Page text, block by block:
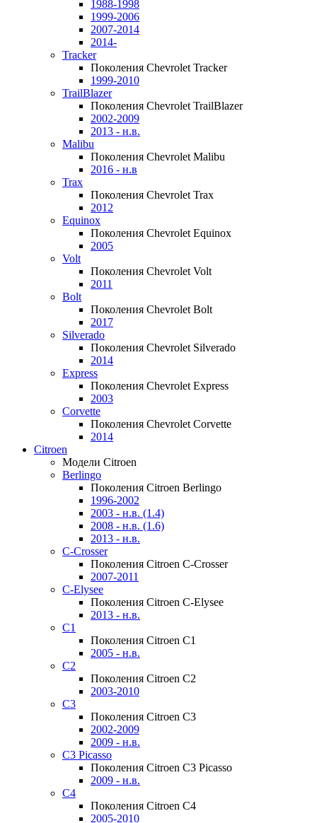
1988-1998
1999-2006
2007-2014
2014-
Tracker
Поколения Chevrolet Tracker
1999-2010
TrailBlazer
Поколения Chevrolet TrailBlazer
2002-2009
2013 - н.в.
Malibu
Поколения Chevrolet Malibu
2016 - н.в
Trax
Поколения Chevrolet Trax
2012
Equinox
Поколения Chevrolet Equinox
2005
Volt
Поколения Chevrolet Volt
2011
Bolt
Поколения Chevrolet Bolt
2017
Silverado
Поколения Chevrolet Silverado
2014
Express
Поколения Chevrolet Express
2003
Corvette
Поколения Chevrolet Corvette
2014
Citroen
Модели Citroen
Berlingo
Поколения Citroen Berlingo
1996-2002
2003 - н.в. (1.4)
2008 - н.в. (1.6)
2013 - н.в.
C-Crosser
Поколения Citroen C-Crosser
2007-2011
C-Elysee
Поколения Citroen C-Elysee
2013 - н.в.
C1
Поколения Citroen C1
2005 - н.в.
C2
Поколения Citroen C2
2003-2010
C3
Поколения Citroen C3
2002-2009
2009 - н.в.
C3 Picasso
Поколения Citroen C3 Picasso
2009 - н.в.
C4
Поколения Citroen C4
2005-2010